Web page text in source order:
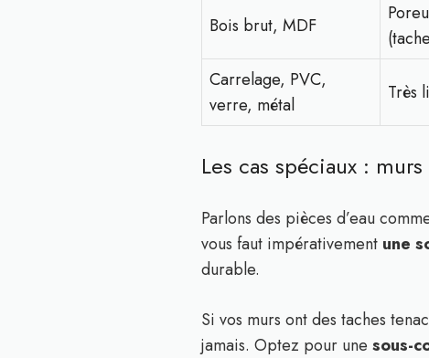
Bois brut, MDF
Carrelage, PVC,
verre, métal
Très
Les cas spéciaux :
Parlons des pièces d’eau
vous faut impérativement une
durable.
Si vos murs ont des taches
jamais. Optez pour une sous-